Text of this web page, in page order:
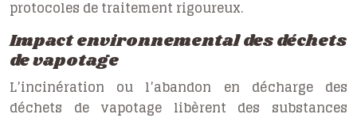
protocoles de traitement rigoureux.
Impact environnemental des déchets
de vapotage
L’incinération ou l’abandon en décharge des
déchets de vapotage libèrent des substances